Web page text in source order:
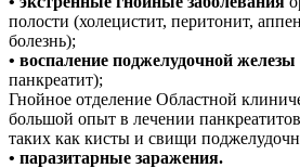
полости (холецистит, перитонит,
болезнь);
• воспаление поджелудочной железы
панкреатит);
Гнойное отделение Областной
большой опыт в лечении
таких как кисты и свищи
• паразитарные заражения.